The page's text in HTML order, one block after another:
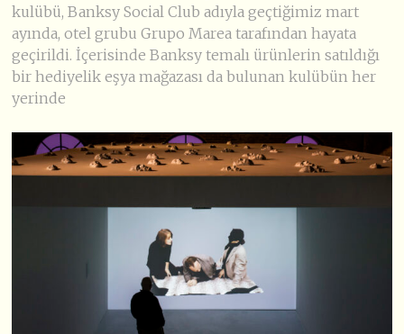
kulübü, Banksy Social Club adıyla geçtiğimiz mart
ayında, otel grubu Grupo Marea tarafından hayata
geçirildi. İçerisinde Banksy temalı ürünlerin satıldığı
bir hediyelik eşya mağazası da bulunan kulübün her
yerinde